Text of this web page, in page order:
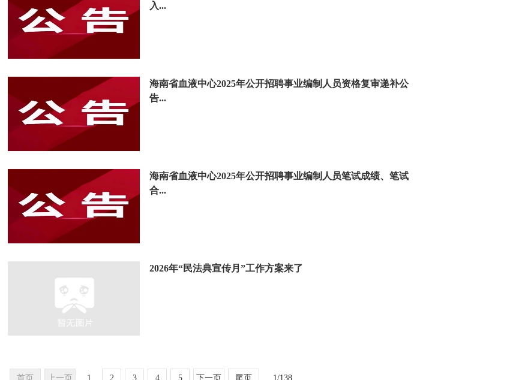
入...
海南省血液中心2025年公开招聘事业编制人员资格复审递补公
告...
海南省血液中心2025年公开招聘事业编制人员笔试成绩、笔试
合...
2026年“民法典宣传月”工作方案来了
首页 上一页 1 2 3 4 5 下一页 尾页 1 /138